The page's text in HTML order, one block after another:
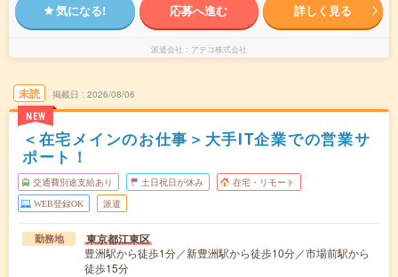
気になる! 応募へ進む 詳しく見る
派遣会社 アデコ株式会社
未読
NEW
掲載日 2026/08/06
＜在宅メインのお仕事＞大手IT企業での営業サ
ポート！
交通費別途支給あり 土日祝日が休み 在宅・リモート
WEB登録OK 派遣
勤務地 東京都江東区
豊洲駅から徒歩1分／新豊洲駅から徒歩10分／市場前駅から
徒歩15分